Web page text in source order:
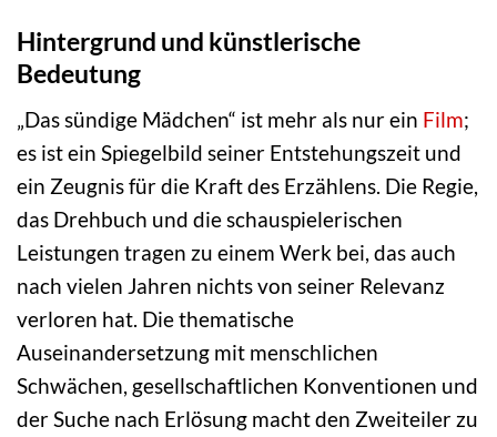
Hintergrund und künstlerische
Bedeutung
„Das sündige Mädchen“ ist mehr als nur ein Film;
es ist ein Spiegelbild seiner Entstehungszeit und
ein Zeugnis für die Kraft des Erzählens. Die Regie,
das Drehbuch und die schauspielerischen
Leistungen tragen zu einem Werk bei, das auch
nach vielen Jahren nichts von seiner Relevanz
verloren hat. Die thematische
Auseinandersetzung mit menschlichen
Schwächen, gesellschaftlichen Konventionen und
der Suche nach Erlösung macht den Zweiteiler zu